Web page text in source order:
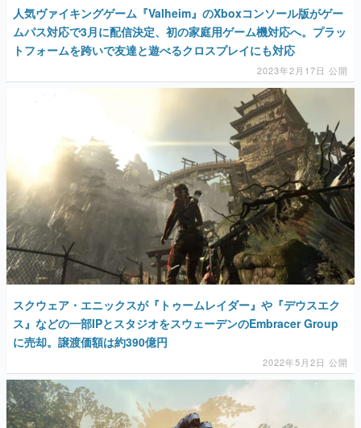
人気ヴァイキングゲーム『Valheim』のXboxコンソール版がゲー
ムパス対応で3月に配信決定、初の家庭用ゲーム機対応へ。プラッ
トフォームを跨いで友達と遊べるクロスプレイにも対応
2023年2月17日 公開
スクウェア・エニックスが『トゥームレイダー』や『デウスエク
ス』などの一部IPとスタジオをスウェーデンのEmbracer Group
に売却。譲渡価額は約390億円
2022年5月2日 公開